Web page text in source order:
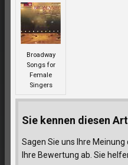
Broadway
Songs for
Female
Singers
Sie kennen diesen
Sagen Sie uns Ihre
Ihre Bewertung ab. Sie